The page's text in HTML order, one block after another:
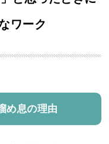
ワーク
め息の理由